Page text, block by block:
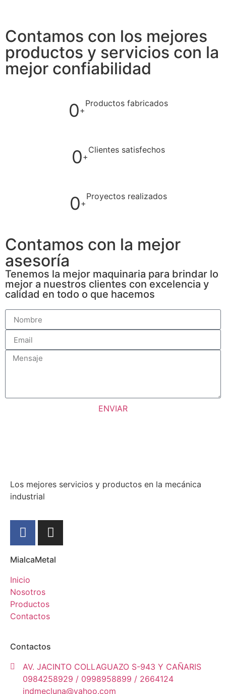
Contamos con los mejores
productos y servicios con la
mejor confiabilidad
0+
Productos fabricados
0+
Clientes satisfechos
0+
Proyectos realizados
Contamos con la mejor
asesoría
Tenemos la mejor maquinaria para brindar lo
mejor a nuestros clientes con excelencia y
calidad en todo o que hacemos
ENVIAR
Los mejores servicios y productos en la mecánica
industrial
MialcaMetal
Inicio
Nosotros
Productos
Contactos
Contactos
AV. JACINTO COLLAGUAZO S-943 Y CAÑARIS
0984258929 / 0998958899 / 2664124
indmecluna@yahoo.com